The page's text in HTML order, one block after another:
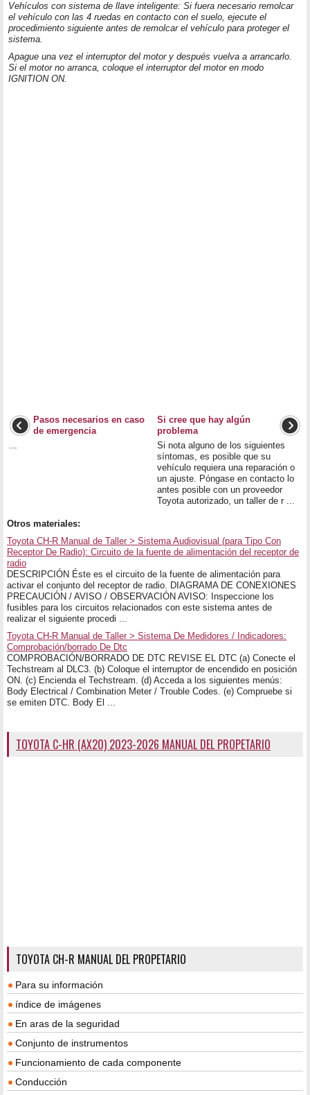
Vehículos con sistema de llave inteligente: Si fuera necesario remolcar
el vehículo con las 4 ruedas en contacto con el suelo, ejecute el
procedimiento siguiente antes de remolcar el vehículo para proteger el
sistema.
Apague una vez el interruptor del motor y después vuelva a arrancarlo.
Si el motor no arranca, coloque el interruptor del motor en modo
IGNITION ON.
Pasos necesarios en caso
de emergencia
...
Si cree que hay algún
problema
Si nota alguno de los siguientes
síntomas, es posible que su
vehículo requiera una reparación o
un ajuste. Póngase en contacto lo
antes posible con un proveedor
Toyota autorizado, un taller de r ...
Otros materiales:
Toyota CH-R Manual de Taller > Sistema Audiovisual (para Tipo Con
Receptor De Radio): Circuito de la fuente de alimentación del receptor de
radio
DESCRIPCIÓN Éste es el circuito de la fuente de alimentación para
activar el conjunto del receptor de radio. DIAGRAMA DE CONEXIONES
PRECAUCIÓN / AVISO / OBSERVACIÓN AVISO: Inspeccione los
fusibles para los circuitos relacionados con este sistema antes de
realizar el siguiente procedi ...
Toyota CH-R Manual de Taller > Sistema De Medidores / Indicadores:
Comprobación/borrado De Dtc
COMPROBACIÓN/BORRADO DE DTC REVISE EL DTC (a) Conecte el
Techstream al DLC3. (b) Coloque el interruptor de encendido en posición
ON. (c) Encienda el Techstream. (d) Acceda a los siguientes menús:
Body Electrical / Combination Meter / Trouble Codes. (e) Compruebe si
se emiten DTC. Body El ...
TOYOTA C-HR (AX20) 2023-2026 MANUAL DEL PROPETARIO
TOYOTA CH-R MANUAL DEL PROPETARIO
Para su información
índice de imágenes
En aras de la seguridad
Conjunto de instrumentos
Funcionamiento de cada componente
Conducción